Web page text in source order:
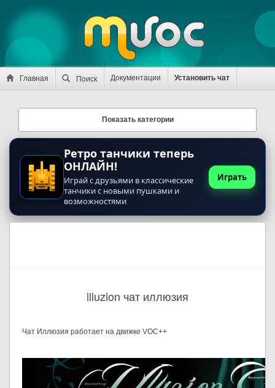
Главная Поиск Документации Установить чат
Показать категории
Ретро танчики теперь
ОНЛАЙН!
Играй с друзьями в классические
танчики с новыми пушками и
возможностями
Играть
illuzion чат иллюзия
Чат Иллюзия работает на движке VOC++